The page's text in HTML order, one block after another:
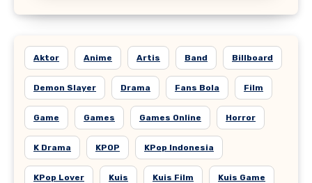
Aktor Anime Artis Band Billboard
Demon Slayer Drama Fans Bola Film
Game Games Games Online Horror
K Drama KPOP KPop Indonesia
KPop Lover Kuis Kuis Film Kuis Game